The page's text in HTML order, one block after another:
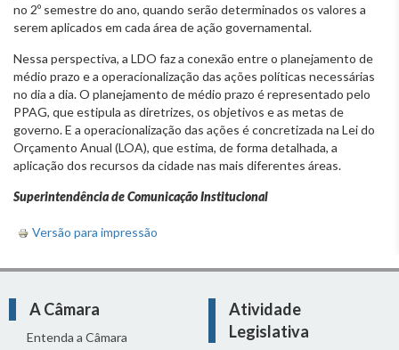
no 2º semestre do ano, quando serão determinados os valores a
serem aplicados em cada área de ação governamental.
Nessa perspectiva, a LDO faz a conexão entre o planejamento de
médio prazo e a operacionalização das ações políticas necessárias
no dia a dia. O planejamento de médio prazo é representado pelo
PPAG, que estipula as diretrizes, os objetivos e as metas de
governo. E a operacionalização das ações é concretizada na Lei do
Orçamento Anual (LOA), que estima, de forma detalhada, a
aplicação dos recursos da cidade nas mais diferentes áreas.
Superintendência de Comunicação Institucional
Versão para impressão
A Câmara
Entenda a Câmara
Atividade
Legislativa